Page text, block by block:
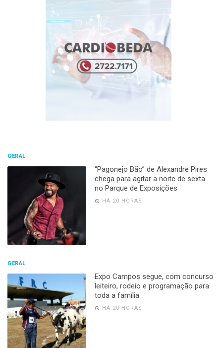
GERAL
“Pagonejo Bão” de Alexandre Pires
chega para agitar a noite de sexta
no Parque de Exposições
HÁ 20 HORAS
GERAL
Expo Campos segue, com concurso
leiteiro, rodeio e programação para
toda a família
HÁ 20 HORAS